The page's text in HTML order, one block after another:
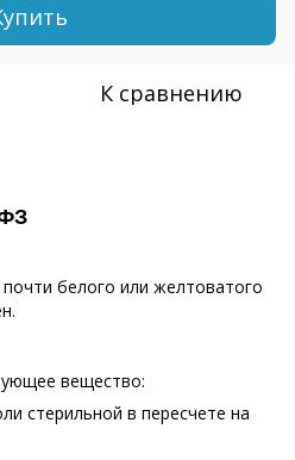
К сравнению
белого или желтоватого
вещество:
стерильной в пересчете на